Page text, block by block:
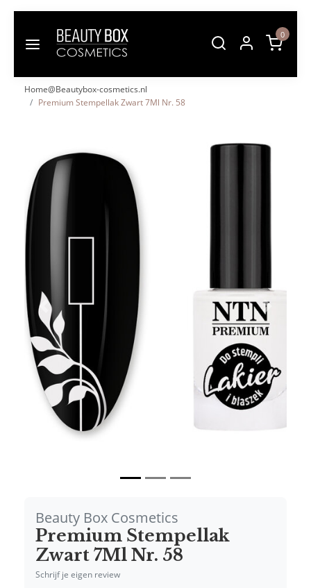
0
Home@Beautybox-cosmetics.nl
Premium Stempellak Zwart 7Ml Nr. 58
Vorige Volgende
Beauty Box Cosmetics
Premium Stempellak
Zwart 7Ml Nr. 58
Schrijf je eigen review